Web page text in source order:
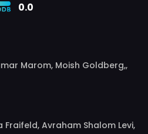
0.0
Marom, Moish Goldberg,,
Fraifeld, Avraham Shalom Levi,